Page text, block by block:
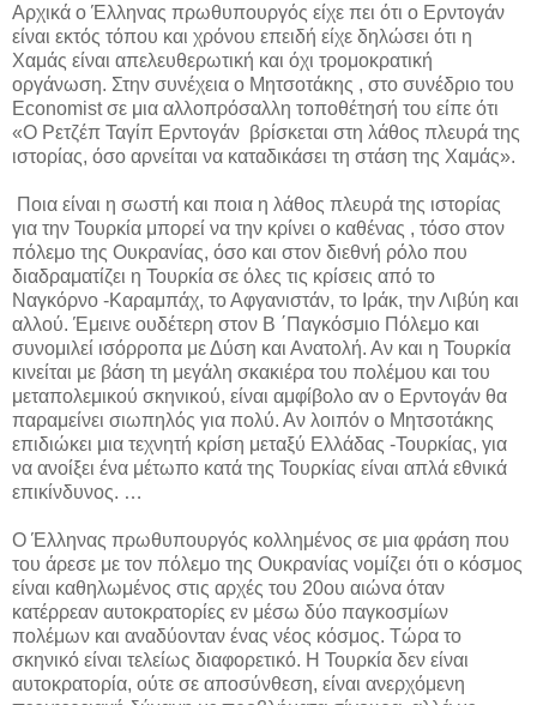
Αρχικά ο Έλληνας πρωθυπουργός είχε πει ότι ο Ερντογάν
είναι εκτός τόπου και χρόνου επειδή είχε δηλώσει ότι η
Χαμάς είναι απελευθερωτική και όχι τρομοκρατική
οργάνωση. Στην συνέχεια ο Μητσοτάκης , στο συνέδριο του
Economist σε μια αλλοπρόσαλλη τοποθέτησή του είπε ότι
«Ο Ρετζέπ Ταγίπ Ερντογάν βρίσκεται στη λάθος πλευρά της
ιστορίας, όσο αρνείται να καταδικάσει τη στάση της Χαμάς».
Ποια είναι η σωστή και ποια η λάθος πλευρά της ιστορίας
για την Τουρκία μπορεί να την κρίνει ο καθένας , τόσο στον
πόλεμο της Ουκρανίας, όσο και στον διεθνή ρόλο που
διαδραματίζει η Τουρκία σε όλες τις κρίσεις από το
Ναγκόρνο -Καραμπάχ, το Αφγανιστάν, το Ιράκ, την Λιβύη και
αλλού. Έμεινε ουδέτερη στον Β ΄Παγκόσμιο Πόλεμο και
συνομιλεί ισόρροπα με Δύση και Ανατολή. Αν και η Τουρκία
κινείται με βάση τη μεγάλη σκακιέρα του πολέμου και του
μεταπολεμικού σκηνικού, είναι αμφίβολο αν ο Ερντογάν θα
παραμείνει σιωπηλός για πολύ. Αν λοιπόν ο Μητσοτάκης
επιδιώκει μια τεχνητή κρίση μεταξύ Ελλάδας -Τουρκίας, για
να ανοίξει ένα μέτωπο κατά της Τουρκίας είναι απλά εθνικά
επικίνδυνος. …
Ο Έλληνας πρωθυπουργός κολλημένος σε μια φράση που
του άρεσε με τον πόλεμο της Ουκρανίας νομίζει ότι ο κόσμος
είναι καθηλωμένος στις αρχές του 20ου αιώνα όταν
κατέρρεαν αυτοκρατορίες εν μέσω δύο παγκοσμίων
πολέμων και αναδύονταν ένας νέος κόσμος. Τώρα το
σκηνικό είναι τελείως διαφορετικό. Η Τουρκία δεν είναι
αυτοκρατορία, ούτε σε αποσύνθεση, είναι ανερχόμενη